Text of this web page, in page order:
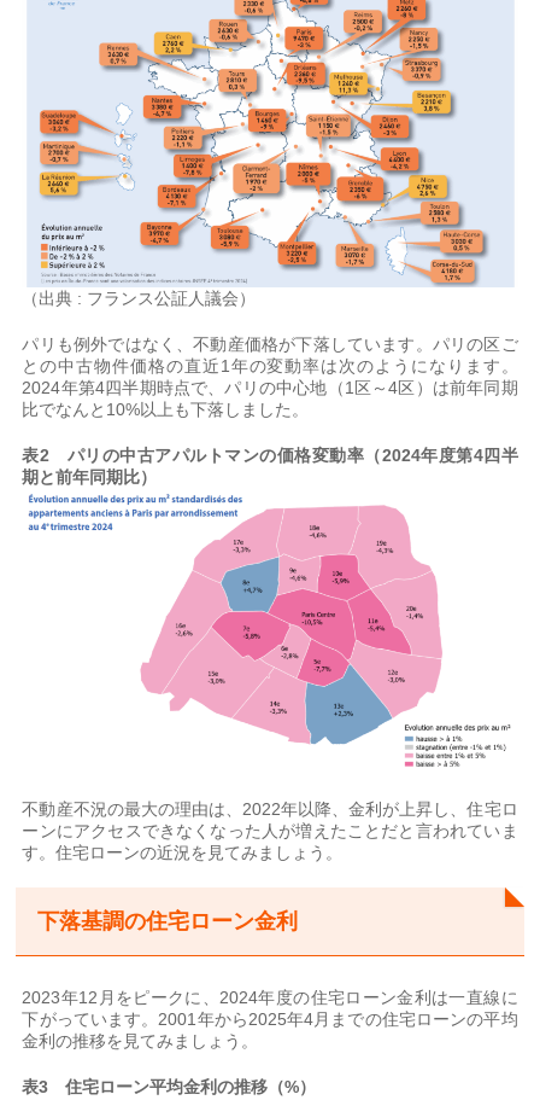
（出典 : フランス公証人議会）
パリも例外ではなく、不動産価格が下落しています。パリの区ご
との中古物件価格の直近1年の変動率は次のようになります。
2024年第4四半期時点で、パリの中心地（1区～4区）は前年同期
比でなんと10%以上も下落しました。
表2 パリの中古アパルトマンの価格変動率（2024年度第4四半
期と前年同期比）
不動産不況の最大の理由は、2022年以降、金利が上昇し、住宅ロ
ーンにアクセスできなくなった人が増えたことだと言われていま
す。住宅ローンの近況を見てみましょう。
下落基調の住宅ローン金利
2023年12月をピークに、2024年度の住宅ローン金利は一直線に
下がっています。2001年から2025年4月までの住宅ローンの平均
金利の推移を見てみましょう。
表3 住宅ローン平均金利の推移（%）